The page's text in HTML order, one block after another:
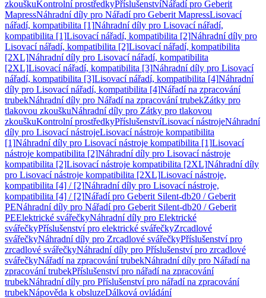
zkouškuKontrolní prostředkyPříslušenstvíNářadí pro Geberit
MapressNáhradní díly pro Nářadí pro Geberit MapressLisovací
nářadí, kompatibilita [1]Náhradní díly pro Lisovací nářadí,
kompatibilita [1]Lisovací nářadí, kompatibilita [2]Náhradní díly pro
Lisovací nářadí, kompatibilita [2]Lisovací nářadí, kompatibilita
[2XL]Náhradní díly pro Lisovací nářadí, kompatibilita
[2XL]Lisovací nářadí, kompatibilita [3]Náhradní díly pro Lisovací
nářadí, kompatibilita [3]Lisovací nářadí, kompatibilita [4]Náhradní
díly pro Lisovací nářadí, kompatibilita [4]Nářadí na zpracování
trubekNáhradní díly pro Nářadí na zpracování trubekZátky pro
tlakovou zkouškuNáhradní díly pro Zátky pro tlakovou
zkouškuKontrolní prostředkyPříslušenstvíLisovací nástrojeNáhradní
díly pro Lisovací nástrojeLisovací nástroje kompatibilita
[1]Náhradní díly pro Lisovací nástroje kompatibilita [1]Lisovací
nástroje kompatibilita [2]Náhradní díly pro Lisovací nástroje
kompatibilita [2]Lisovací nástroje kompatibilita [2XL]Náhradní díly
pro Lisovací nástroje kompatibilita [2XL]Lisovací nástroje,
kompatibilita [4] / [2]Náhradní díly pro Lisovací nástroje,
kompatibilita [4] / [2]Nářadí pro Geberit Silent-db20 / Geberit
PENáhradní díly pro Nářadí pro Geberit Silent-db20 / Geberit
PEElektrické svářečkyNáhradní díly pro Elektrické
svářečkyPříslušenství pro elektrické svářečkyZrcadlové
svářečkyNáhradní díly pro Zrcadlové svářečkyPříslušenství pro
zrcadlové svářečkyNáhradní díly pro Příslušenství pro zrcadlové
svářečkyNářadí na zpracování trubekNáhradní díly pro Nářadí na
zpracování trubekPříslušenství pro nářadí na zpracování
trubekNáhradní díly pro Příslušenství pro nářadí na zpracování
trubekNápověda k obsluzeDálková ovládání